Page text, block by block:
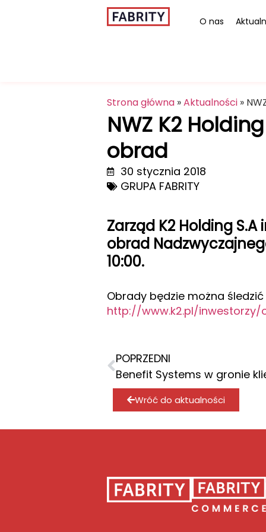
O nas
Strona główna »Aktualności »
NWZ K2
obrad
30 stycznia 2018
GRUPA FABRITY
Zarząd K2 Holding
obrad
10:00.
Obrady będzie można
http://www.k2.pl/
POPRZEDNI
Benefit Systems w gronie
Wróć do aktualności